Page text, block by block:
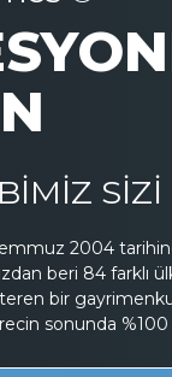
2004
beri 84 farklı
bir
sonunda